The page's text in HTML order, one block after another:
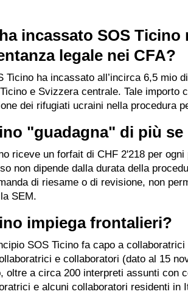
incassato SOS
legale nei CFA?
Ticino ha incassato all’incirca 6,5 mio
e Svizzera centrale. Tale
dei rifugiati ucraini nella procedura
"guadagna" di più
riceve un forfait di CHF 2'218 per
non dipende dalla durata della
di riesame o di revisione, non
SEM.
impiega frontalieri?
SOS Ticino fa capo a
e collaboratori (dato al 15
oltre a circa 200 interpreti assunti con
e alcuni collaboratori residenti